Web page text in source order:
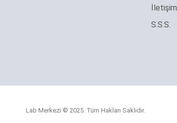
İletişim
S.S.S.
Lab Merkezi © 2025. Tüm Hakları Saklıdır.